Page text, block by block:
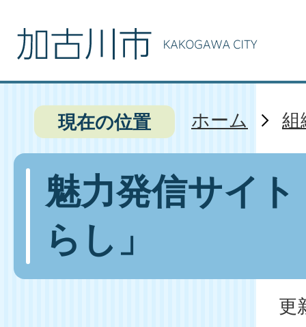
現在の位置 ホーム 組
魅力発信サイ
らし」
更